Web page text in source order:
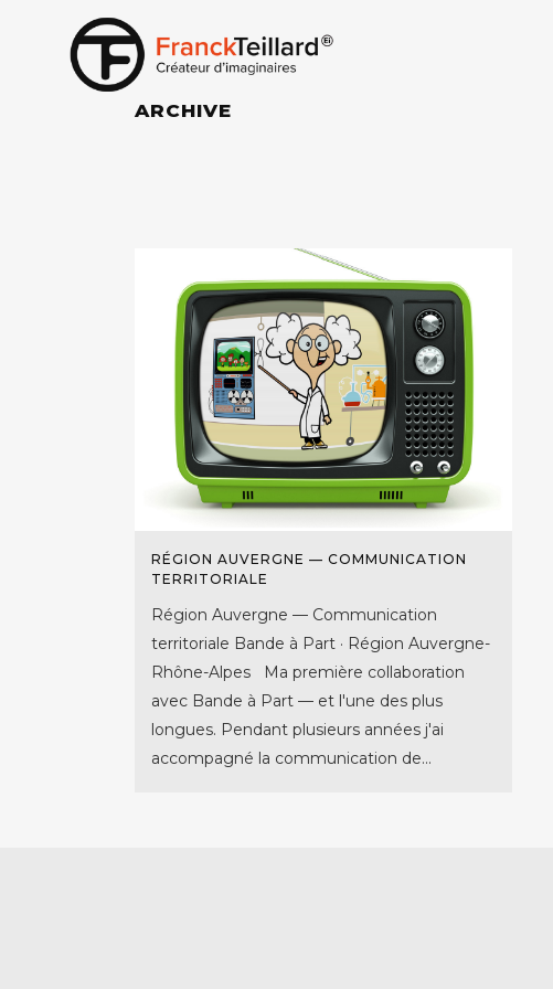
ARCHIVE
RÉGION AUVERGNE — COMMUNICATION
TERRITORIALE
Région Auvergne — Communication
territoriale Bande à Part · Région Auvergne-
Rhône-Alpes Ma première collaboration
avec Bande à Part — et l'une des plus
longues. Pendant plusieurs années j'ai
accompagné la communication de...